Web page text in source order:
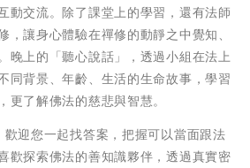
動交流。除了課堂上的學習，還有法師
，讓身心體驗在禪修的動靜之中覺知、
晚上的「聽心說話」，透過小組在法上
同背景、年齡、生活的生命故事，學習
了解佛法的慈悲與智慧。
歡迎您一起找答案，把握可以當面跟法
歡探索佛法的善知識夥伴，透過真實密